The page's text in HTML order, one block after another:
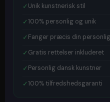
✓ Unik kunstnerisk stil
✓100% personlig og unik
✓ Fanger præcis din
✓ Gratis rettelser inkluderet
✓ Personlig dansk kunstner
✓100% tilfredshedsgaranti